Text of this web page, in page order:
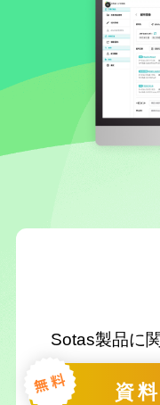
Sotas製品に
資